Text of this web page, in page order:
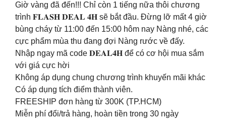
Giờ vàng đã đến!!! Chỉ còn 1 tiếng nữa thôi chương
trình 𝐅𝐋𝐀𝐒𝐇 𝐃𝐄𝐀𝐋 𝟒𝐇 sẽ bắt đầu. Đừng lỡ mất 4 giờ
bùng cháy từ 11:00 đến 15:00 hôm nay Nàng nhé, các
cực phẩm mùa thu đang đợi Nàng rước về đấy.
Nhập ngay mã code 𝐃𝐄𝐀𝐋𝟒𝐇 để có cơ hội mua sắm
với giá cực hời
Không áp dụng chung chương trình khuyến mãi khác
Có áp dụng tích điểm thành viên.
FREESHIP đơn hàng từ 300K (TP.HCM)
Miễn phí đổi/trả hàng, hoàn tiền trong 30 ngày